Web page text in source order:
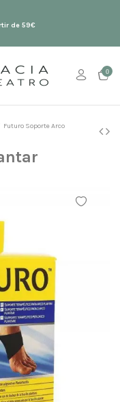
de 59€
0
Futuro Soporte Arco